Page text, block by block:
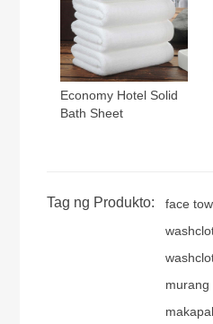
Economy Hotel Solid
Bath Sheet
Tag ng Produkto:
face
murang